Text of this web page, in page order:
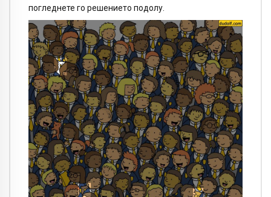
погледнете го решението подолу.